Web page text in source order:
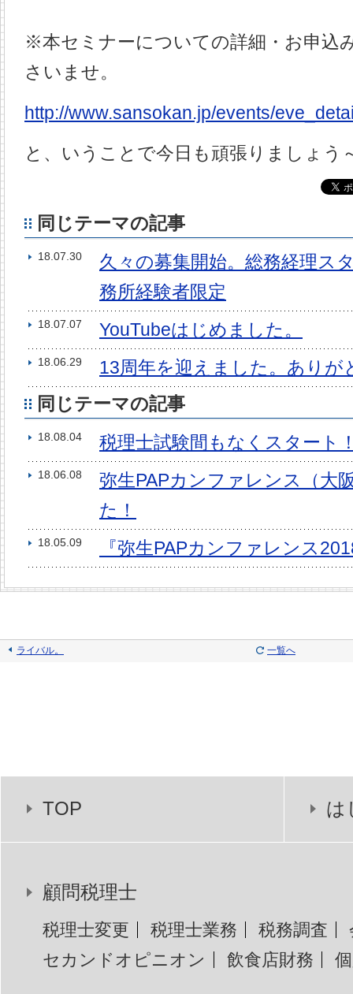
※本セミナーについての詳細・お申込
さいませ。
http://www.sansokan.jp/events/
と、いうことで今日も頑張りましょう
同じテーマの記事
18.07.30
久々の募集開始。総務経理
務所経験者限定
18.07.07 YouTubeはじめました。
18.06.29
13周年を迎えました。ありが
同じテーマの記事
18.08.04 税理士試験間もなくスタート
18.06.08
弥生PAPカンファレンス（大
た！
18.05.09 『弥生PAPカンファレンス
ライバル。 一覧へ
TOP は
顧問税理士
税理士変更 税理士業務 税務調査
セカンドオピニオン
飲食店財務